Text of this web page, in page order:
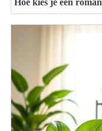
Hoe kies je een